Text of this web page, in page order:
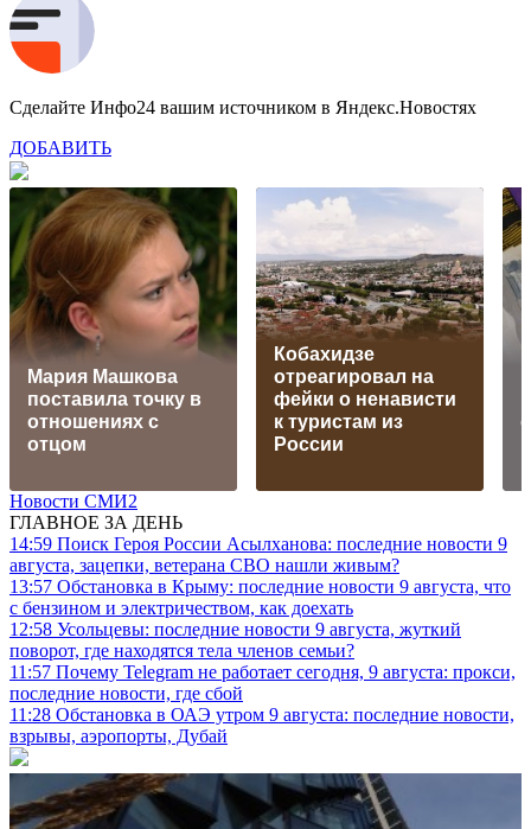
Сделайте Инфо24 вашим источником в Яндекс.Новостях
ДОБАВИТЬ
Мария Машкова
поставила точку в
отношениях с
отцом
Кобахидзе
отреагировал на
фейки о ненависти
к туристам из
России
Новости СМИ2
ГЛАВНОЕ ЗА ДЕНЬ
14:59 Поиск Героя России Асылханова: последние новости 9
августа, зацепки, ветерана СВО нашли живым?
13:57 Обстановка в Крыму: последние новости 9 августа, что
с бензином и электричеством, как доехать
12:58 Усольцевы: последние новости 9 августа, жуткий
поворот, где находятся тела членов семьи?
11:57 Почему Telegram не работает сегодня, 9 августа: прокси,
последние новости, где сбой
11:28 Обстановка в ОАЭ утром 9 августа: последние новости,
взрывы, аэропорты, Дубай